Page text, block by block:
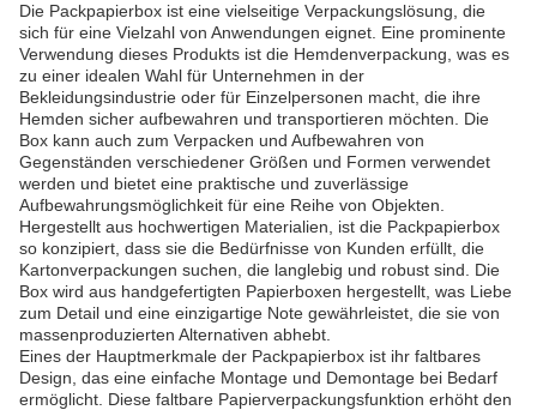
Die Packpapierbox ist eine vielseitige Verpackungslösung, die
sich für eine Vielzahl von Anwendungen eignet. Eine prominente
Verwendung dieses Produkts ist die Hemdenverpackung, was es
zu einer idealen Wahl für Unternehmen in der
Bekleidungsindustrie oder für Einzelpersonen macht, die ihre
Hemden sicher aufbewahren und transportieren möchten. Die
Box kann auch zum Verpacken und Aufbewahren von
Gegenständen verschiedener Größen und Formen verwendet
werden und bietet eine praktische und zuverlässige
Aufbewahrungsmöglichkeit für eine Reihe von Objekten.
Hergestellt aus hochwertigen Materialien, ist die Packpapierbox
so konzipiert, dass sie die Bedürfnisse von Kunden erfüllt, die
Kartonverpackungen suchen, die langlebig und robust sind. Die
Box wird aus handgefertigten Papierboxen hergestellt, was Liebe
zum Detail und eine einzigartige Note gewährleistet, die sie von
massenproduzierten Alternativen abhebt.
Eines der Hauptmerkmale der Packpapierbox ist ihr faltbares
Design, das eine einfache Montage und Demontage bei Bedarf
ermöglicht. Diese faltbare Papierverpackungsfunktion erhöht den